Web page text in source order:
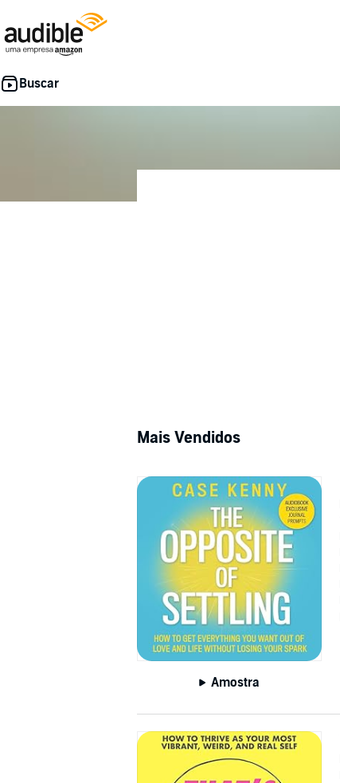
Mais Vendidos
Amostra